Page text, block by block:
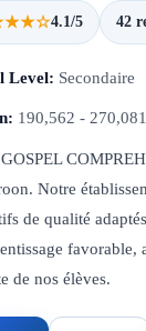
4.1/5 42
Level: Secondaire
190,562 -
Notre
de qualité
favorable,
de nos élèves.